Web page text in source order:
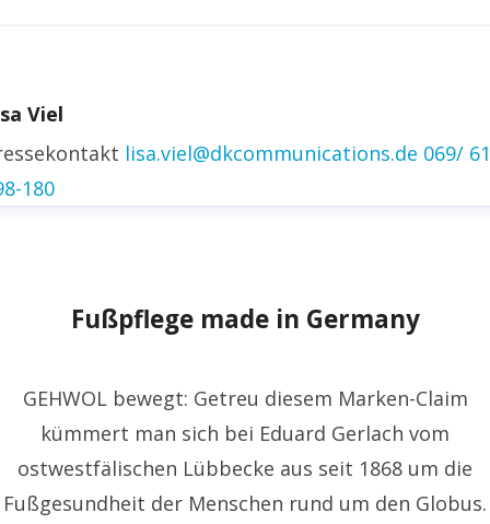
Viel
lisa.viel@dkcommunications.de 069/ 61
180
Fußpflege made in Germany
GEHWOL bewegt: Getreu diesem Marken-Claim
kümmert man sich bei Eduard Gerlach vom
ostwestfälischen Lübbecke aus seit 1868 um die
Fußgesundheit der Menschen rund um den Globus.